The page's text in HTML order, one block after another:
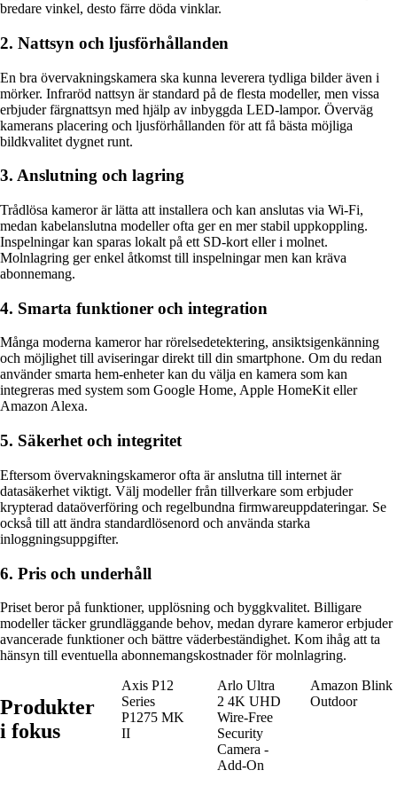
bredare vinkel, desto färre döda vinklar.
2. Nattsyn och ljusförhållanden
En bra övervakningskamera ska kunna leverera tydliga bilder även i
mörker. Infraröd nattsyn är standard på de flesta modeller, men vissa
erbjuder färgnattsyn med hjälp av inbyggda LED-lampor. Överväg
kamerans placering och ljusförhållanden för att få bästa möjliga
bildkvalitet dygnet runt.
3. Anslutning och lagring
Trådlösa kameror är lätta att installera och kan anslutas via Wi-Fi,
medan kabelanslutna modeller ofta ger en mer stabil uppkoppling.
Inspelningar kan sparas lokalt på ett SD-kort eller i molnet.
Molnlagring ger enkel åtkomst till inspelningar men kan kräva
abonnemang.
4. Smarta funktioner och integration
Många moderna kameror har rörelsedetektering, ansiktsigenkänning
och möjlighet till aviseringar direkt till din smartphone. Om du redan
använder smarta hem-enheter kan du välja en kamera som kan
integreras med system som Google Home, Apple HomeKit eller
Amazon Alexa.
5. Säkerhet och integritet
Eftersom övervakningskameror ofta är anslutna till internet är
datasäkerhet viktigt. Välj modeller från tillverkare som erbjuder
krypterad dataöverföring och regelbundna firmwareuppdateringar. Se
också till att ändra standardlösenord och använda starka
inloggningsuppgifter.
6. Pris och underhåll
Priset beror på funktioner, upplösning och byggkvalitet. Billigare
modeller täcker grundläggande behov, medan dyrare kameror erbjuder
avancerade funktioner och bättre väderbeständighet. Kom ihåg att ta
hänsyn till eventuella abonnemangskostnader för molnlagring.
Produkter
i fokus
Axis P12
Series
P1275 MK
II
Arlo Ultra
2 4K UHD
Wire-Free
Security
Camera -
Add-On
Amazon Blink
Outdoor